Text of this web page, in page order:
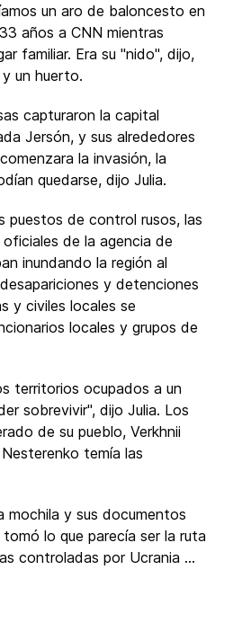
un aro de baloncesto en
años a CNN mientras
familiar. Era su "nido", dijo,
un huerto.
capturaron la capital
Jersón, y sus alrededores
la invasión, la
quedarse, dijo Julia.
puestos de control rusos, las
de la agencia de
inundando la región al
y detenciones
y civiles locales se
locales y grupos de
territorios ocupados a un
sobrevivir", dijo Julia. Los
de su pueblo, Verkhnii
temía las
mochila y sus documentos
lo que parecía ser la ruta
controladas por Ucrania ...